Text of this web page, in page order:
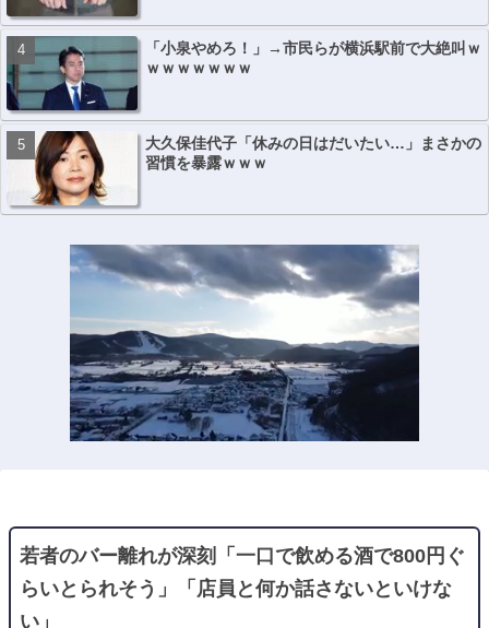
「小泉やめろ！」→市民らが横浜駅前で大絶叫ｗ
ｗｗｗｗｗｗｗ
大久保佳代子「休みの日はだいたい…」まさかの
習慣を暴露ｗｗｗ
若者のバー離れが深刻「一口で飲める酒で800円ぐ
らいとられそう」「店員と何か話さないといけな
い」